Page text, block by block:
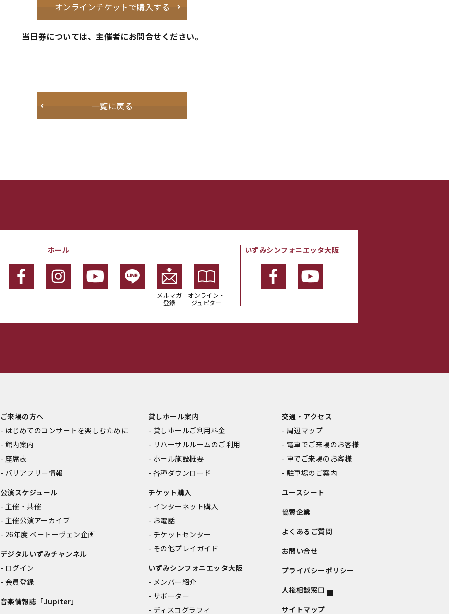
オンラインチケットで購入する
当日券については、主催者にお問合せください。
一覧に戻る
ホール
メルマガ
登録
オンライン・
ジュピター
いずみシンフォニエッタ大阪
ご来場の方へ
はじめてのコンサートを楽しむために
館内案内
座席表
バリアフリー情報
公演スケジュール
主催・共催
主催公演アーカイブ
26年度 ベートーヴェン企画
デジタルいずみチャンネル
ログイン
会員登録
音楽情報誌「Jupiter」
貸しホール案内
貸しホールご利用料金
リハーサルルームのご利用
ホール施設概要
各種ダウンロード
チケット購入
インターネット購入
お電話
チケットセンター
その他プレイガイド
いずみシンフォニエッタ大阪
メンバー紹介
サポーター
ディスコグラフィ
交通・アクセス
周辺マップ
電車でご来場のお客様
車でご来場のお客様
駐車場のご案内
ユースシート
協賛企業
よくあるご質問
お問い合せ
プライバシーポリシー
人権相談窓口
サイトマップ